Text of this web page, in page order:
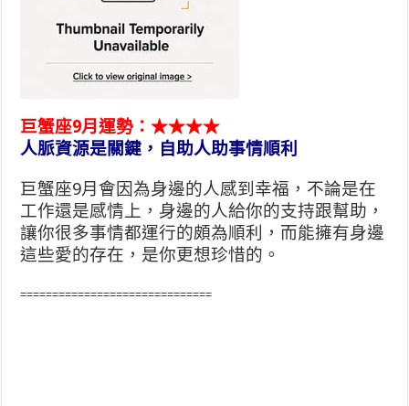
巨蟹座9月運勢：★★★★
人脈資源是關鍵，自助人助事情順利
巨蟹座9月會因為身邊的人感到幸福，不論是在
工作還是感情上，身邊的人給你的支持跟幫助，
讓你很多事情都運行的頗為順利，而能擁有身邊
這些愛的存在，是你更想珍惜的。
==============================